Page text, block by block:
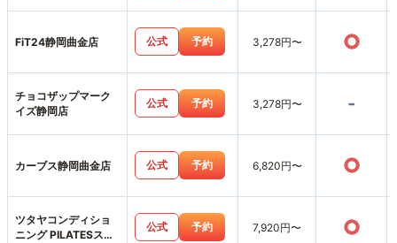
FiT24静岡曲金店 公式 予約 3,278円〜 ○
チョコザップマーク
イズ静岡店
公式 予約 3,278円〜 -
カーブス静岡曲金店 公式 予約 6,820円〜 ○
ツタヤコンディショ
ニング PILATESスポ
公式 予約 7,920円〜 ○